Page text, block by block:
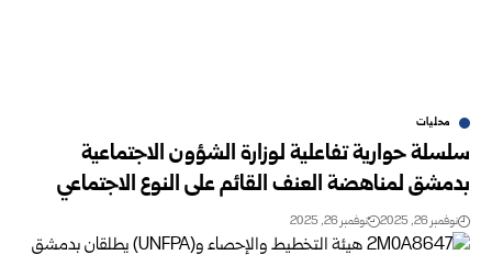
محليات
سلسلة حوارية تفاعلية لوزارة الشؤون الاجتماعية
بدمشق لمناهضة العنف القائم على النوع الاجتماعي
نوفمبر 26, 2025 نوفمبر 26, 2025